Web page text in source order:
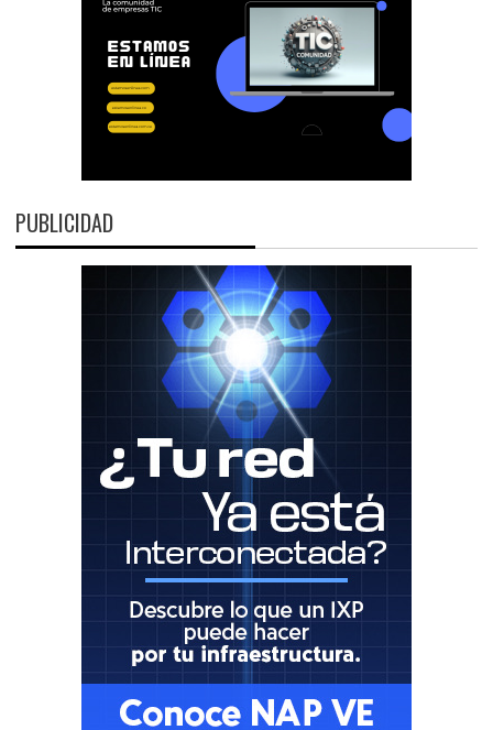
PUBLICIDAD